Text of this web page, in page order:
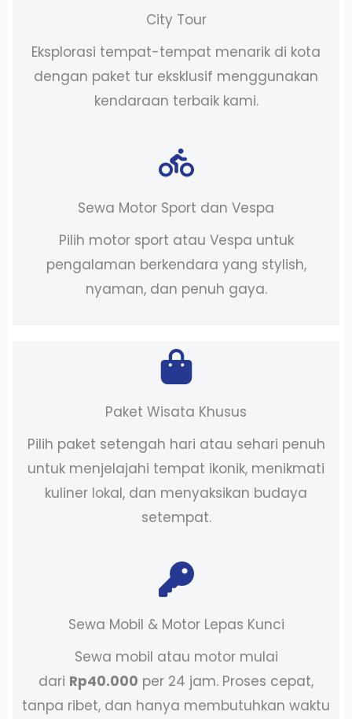
City Tour
Eksplorasi tempat-tempat menarik di kota
dengan paket tur eksklusif menggunakan
kendaraan terbaik kami.
Sewa Motor Sport dan Vespa
Pilih motor sport atau Vespa untuk
pengalaman berkendara yang stylish,
nyaman, dan penuh gaya.
Paket Wisata Khusus
Pilih paket setengah hari atau sehari penuh
untuk menjelajahi tempat ikonik, menikmati
kuliner lokal, dan menyaksikan budaya
setempat.
Sewa Mobil & Motor Lepas Kunci
Sewa mobil atau motor mulai
dari Rp40.000 per 24 jam. Proses cepat,
tanpa ribet, dan hanya membutuhkan waktu